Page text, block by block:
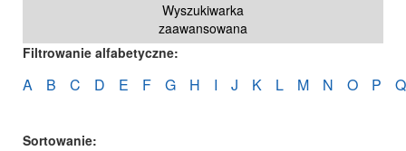
Wyszukiwarka
zaawansowana
Filtrowanie alfabetyczne:
A B C D E F G H I J K L M N O P Q
Sortowanie: